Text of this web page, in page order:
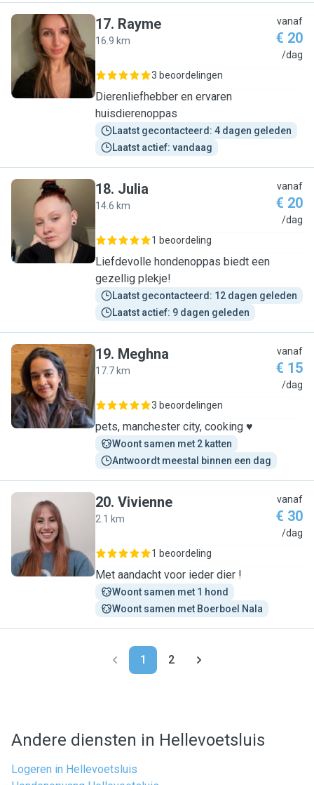
R
17. Rayme
16.9 km
vanaf
€ 20
/dag
3 beoordelingen
Dierenliefhebber en ervaren
huisdierenoppas
Laatst gecontacteerd: 4 dagen geleden
Laatst actief: vandaag
J
18. Julia
14.6 km
vanaf
€ 20
/dag
1 beoordeling
Liefdevolle hondenoppas biedt een
gezellig plekje!
Laatst gecontacteerd: 12 dagen geleden
Laatst actief: 9 dagen geleden
M
19. Meghna
17.7 km
vanaf
€ 15
/dag
3 beoordelingen
pets, manchester city, cooking ♥️
Woont samen met 2 katten
Antwoordt meestal binnen een dag
V
20. Vivienne
2.1 km
vanaf
€ 30
/dag
1 beoordeling
Met aandacht voor ieder dier !
Woont samen met 1 hond
Woont samen met Boerboel Nala
1 2
Andere diensten in Hellevoetsluis
Logeren in Hellevoetsluis